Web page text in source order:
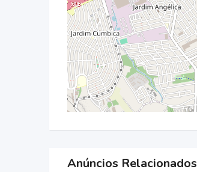
Anúncios Relacionados